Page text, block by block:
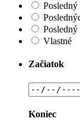
Posledný
Vlastné
Začiatok
Koniec